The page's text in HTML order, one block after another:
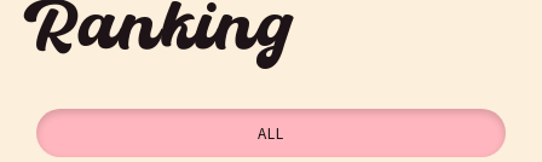
Ranking
ALL